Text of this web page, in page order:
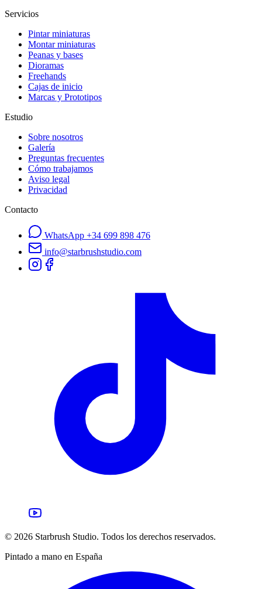
Servicios
Pintar miniaturas
Montar miniaturas
Peanas y bases
Dioramas
Freehands
Cajas de inicio
Marcas y Prototipos
Estudio
Sobre nosotros
Galería
Preguntas frecuentes
Cómo trabajamos
Aviso legal
Privacidad
Contacto
WhatsApp +34 699 898 476
info@starbrushstudio.com
© 2026 Starbrush Studio. Todos los derechos reservados.
Pintado a mano en España